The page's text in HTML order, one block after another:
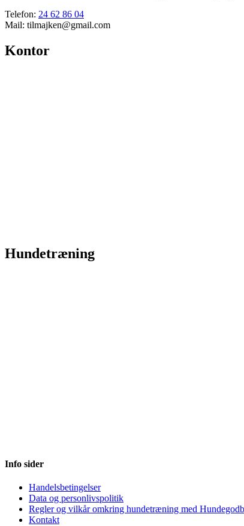
Telefon: 24 62 86 04
Mail: tilmajken@gmail.com
Kontor
Hundetræning
Info sider
Handelsbetingelser
Data og personlivspolitik
Regler og vilkår omkring hundetræning med
Kontakt